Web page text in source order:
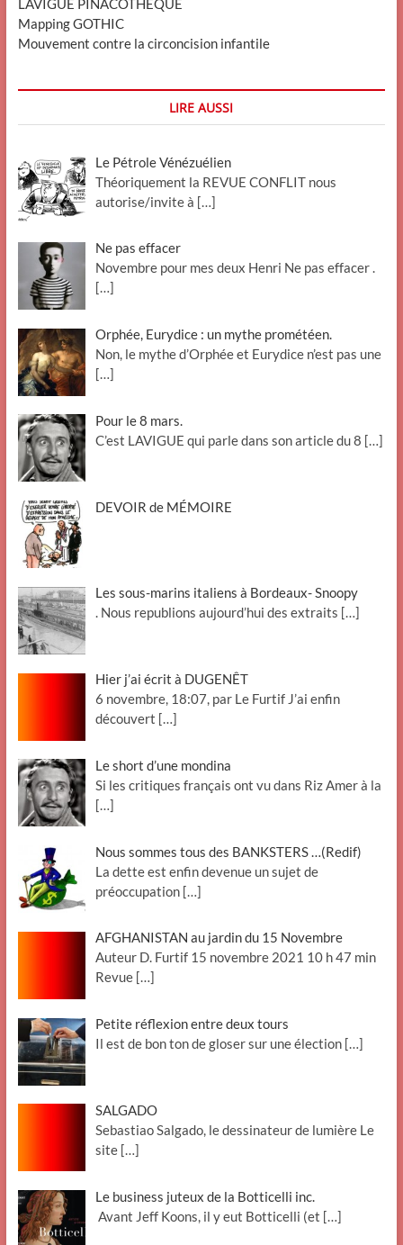
LAVIGUE PINACOTHEQUE
Mapping GOTHIC
Mouvement contre la circoncision infantile
LIRE AUSSI
Le Pétrole Vénézuélien
Théoriquement la REVUE CONFLIT nous
autorise/invite à […]
Ne pas effacer
Novembre pour mes deux Henri Ne pas effacer .
[…]
Orphée, Eurydice : un mythe prométéen.
Non, le mythe d’Orphée et Eurydice n’est pas une
[…]
Pour le 8 mars.
C’est LAVIGUE qui parle dans son article du 8 […]
DEVOIR de MÉMOIRE
Les sous-marins italiens à Bordeaux- Snoopy
. Nous republions aujourd’hui des extraits […]
Hier j’ai écrit à DUGENÊT
6 novembre, 18:07, par Le Furtif J’ai enfin
découvert […]
Le short d’une mondina
Si les critiques français ont vu dans Riz Amer à la
[…]
Nous sommes tous des BANKSTERS …(Redif)
La dette est enfin devenue un sujet de
préoccupation […]
AFGHANISTAN au jardin du 15 Novembre
Auteur D. Furtif 15 novembre 2021 10 h 47 min
Revue […]
Petite réflexion entre deux tours
Il est de bon ton de gloser sur une élection […]
SALGADO
Sebastiao Salgado, le dessinateur de lumière Le
site […]
Le business juteux de la Botticelli inc.
Avant Jeff Koons, il y eut Botticelli (et […]